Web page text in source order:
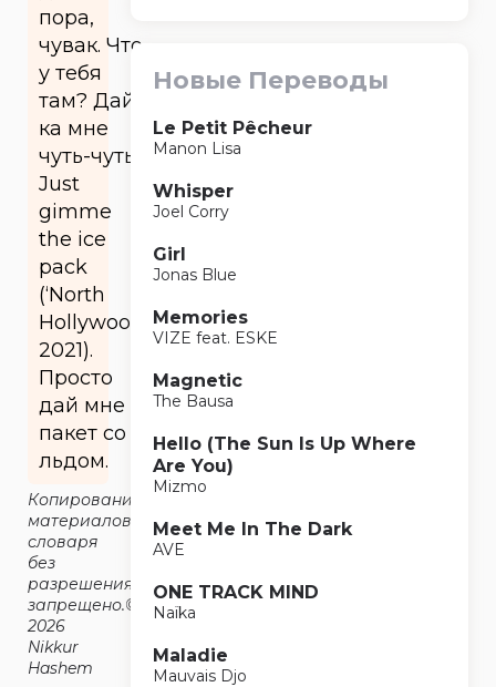
пора,
чувак. Что
у тебя
там? Дай-
ка мне
чуть-чуть.
Just
gimme
the ice
pack
(‘North
Hollywood’
2021).
Просто
дай мне
пакет со
льдом.
Копирование
материалов
словаря
без
разрешения
запрещено.©2014-
2026
Nikkur
Hashem
Новые Переводы
Le Petit Pêcheur
Manon Lisa
Whisper
Joel Corry
Girl
Jonas Blue
Memories
VIZE feat. ESKE
Magnetic
The Bausa
Hello (The Sun Is Up Where
Are You)
Mizmo
Meet Me In The Dark
AVE
ONE TRACK MIND
Naïka
Maladie
Mauvais Djo